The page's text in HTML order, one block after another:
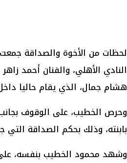
لحظات من الأخوة والصداقة
النادي الأهلي، والفنان أحمد
هشام جمال، الذي يقام حاليا
وحرص الخطيب، على الوقوف
بابنته، وذلك بحكم الصداقة
وشهد محمود الخطيب بنفسه،